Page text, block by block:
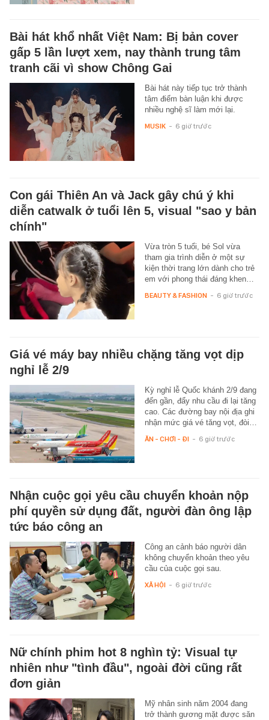
Bài hát khổ nhất Việt Nam: Bị bản cover
gấp 5 lần lượt xem, nay thành trung tâm
tranh cãi vì show Chông Gai
Bài hát này tiếp tục trở thành
tâm điểm bàn luận khi được
nhiều nghệ sĩ làm mới lại.
MUSIK - 6 giờ trước
Con gái Thiên An và Jack gây chú ý khi
diễn catwalk ở tuổi lên 5, visual "sao y bản
chính"
Vừa tròn 5 tuổi, bé Sol vừa
tham gia trình diễn ở một sự
kiện thời trang lớn dành cho trẻ
em với phong thái đáng khen…
BEAUTY & FASHION - 6 giờ trước
Giá vé máy bay nhiều chặng tăng vọt dịp
nghỉ lễ 2/9
Kỳ nghỉ lễ Quốc khánh 2/9 đang
đến gần, đẩy nhu cầu đi lại tăng
cao. Các đường bay nội địa ghi
nhận mức giá vé tăng vọt, đòi…
ĂN - CHƠI - ĐI - 6 giờ trước
Nhận cuộc gọi yêu cầu chuyển khoản nộp
phí quyền sử dụng đất, người đàn ông lập
tức báo công an
Công an cảnh báo người dân
không chuyển khoản theo yêu
cầu của cuộc gọi sau.
XÃ HỘI - 6 giờ trước
Nữ chính phim hot 8 nghìn tỷ: Visual tự
nhiên như "tình đầu", ngoài đời cũng rất
đơn giản
Mỹ nhân sinh năm 2004 đang
trở thành gương mặt được săn